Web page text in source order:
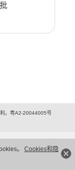
。 Cookies和隐
。粤A2-20044005号